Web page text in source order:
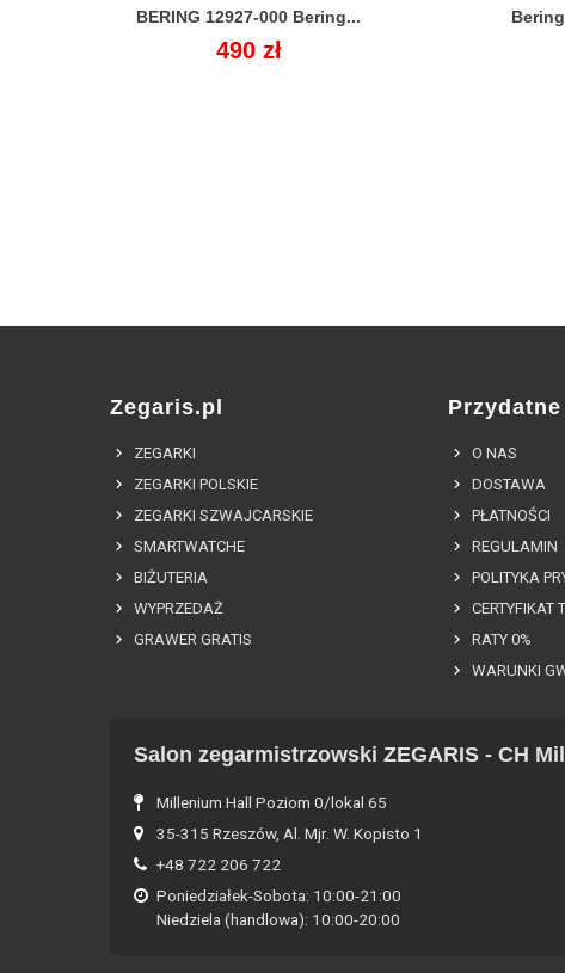
BERING 12927-000 Bering...
Cena
490 zł

Zegaris.pl
ZEGARKI
ZEGARKI POLSKIE
ZEGARKI SZWAJCARSKIE
SMARTWATCHE
BIŻUTERIA
WYPRZEDAŻ
GRAWER GRATIS
O NAS
DOSTAWA
PŁATNOŚCI
REGULAMIN
POLITYKA
CERTYFIKAT
RATY 0%
WARUNKI
Salon zegarmistrzowski ZEGARIS - CH
Millenium Hall Poziom 0/lokal 65
35-315 Rzeszów, Al. Mjr. W. Kopisto 1
+48 722 206 722
Poniedziałek-Sobota: 10:00-21:00
Niedziela (handlowa): 10:00-20:00